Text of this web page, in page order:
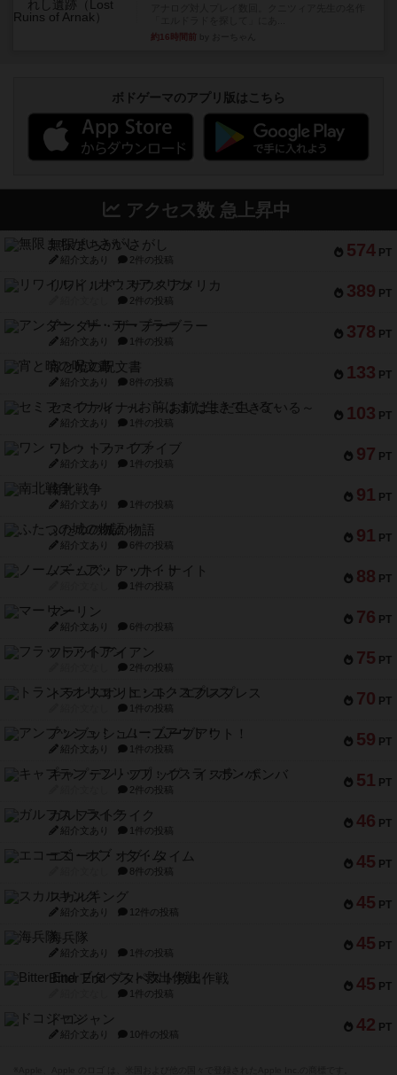
約16時間前
ボドゲーマのアプリ版はこちら
アクセス数 急上昇中
574 PT
無限まちがいさがし
紹介文あり 2件の投稿
389 PT
リワイルド：サウスアメリカ
2件の投稿
378 PT
アンダー・ザ・テーブラー
紹介文あり 1件の投稿
133 PT
宵と暁の呪文書
紹介文あり 8件の投稿
103 PT
セミファイナル ～お前はまだ生きている～
紹介文あり 1件の投稿
97 PT
ワン・トゥ・ファイブ
紹介文あり 1件の投稿
91 PT
南北戦争
紹介文あり 1件の投稿
91 PT
ふたつの城の物語
紹介文あり 6件の投稿
88 PT
ノームズ・アット・ナイト
1件の投稿
76 PT
マーリン
紹介文あり 6件の投稿
75 PT
フラットアイアン
2件の投稿
70 PT
トランスオリエント・エクスプレス
1件の投稿
59 PT
アンブッシュ！：ムーブアウト！
紹介文あり 1件の投稿
51 PT
キャプテン・フリップ：イスラ・ボンバ
2件の投稿
46 PT
ガルフストライク
紹介文あり 1件の投稿
45 PT
エコーズ・オブ・タイム
8件の投稿
45 PT
スカルキング
紹介文あり 12件の投稿
45 PT
海兵隊
紹介文あり 1件の投稿
45 PT
Bitter End ブタペスト救出作戦
1件の投稿
42 PT
ドコジャン
紹介文あり 10件の投稿